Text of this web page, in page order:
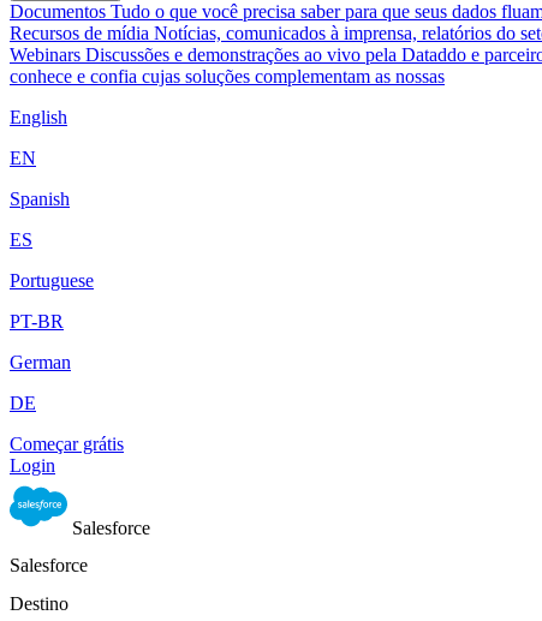
Documentos Tudo o que você precisa saber para que seus dados
Recursos de mídia Notícias, comunicados à imprensa, relatórios do
Webinars Discussões e demonstrações ao vivo pela Dataddo e
conhece e confia cujas soluções complementam as nossas
English
EN
Spanish
ES
Portuguese
PT-BR
German
DE
Começar grátis
Login
Salesforce
Salesforce
Destino